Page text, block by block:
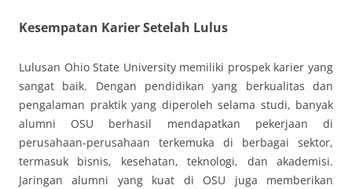
Kesempatan Karier Setelah Lulus
Lulusan Ohio State University memiliki prospek karier yang
sangat baik. Dengan pendidikan yang berkualitas dan
pengalaman praktik yang diperoleh selama studi, banyak
alumni OSU berhasil mendapatkan pekerjaan di
perusahaan-perusahaan terkemuka di berbagai sektor,
termasuk bisnis, kesehatan, teknologi, dan akademisi.
Jaringan alumni yang kuat di OSU juga memberikan